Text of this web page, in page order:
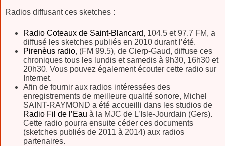
Radios diffusant ces sketches :
Radio Coteaux de Saint-Blancard, 104.5 et 97.7 FM, a
diffusé les sketches publiés en 2010 durant l’été.
Pirenèus radio, (FM 99.5), de Cierp-Gaud, diffuse ces
chroniques tous les lundis et samedis à 9h30, 16h30 et
20h30. Vous pouvez également écouter cette radio sur
Internet.
Afin de fournir aux radios intéressées des
enregistrements de meilleure qualité sonore, Michel
SAINT-RAYMOND a été accueilli dans les studios de
Radio Fil de l’Eau à la MJC de L’Isle-Jourdain (Gers).
Cette radio pourra ensuite céder ces documents
(sketches publiés de 2011 à 2014) aux radios
partenaires.